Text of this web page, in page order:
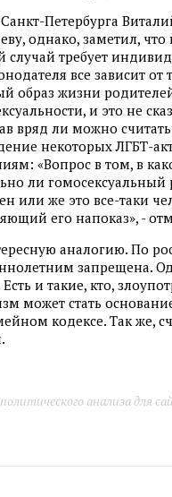
Петербурга
однако, заметил, что
требует
все зависит от
образ жизни
и это не
вряд ли можно
некоторых ЛГБТ-
«Вопрос в том, в
ли гомосексуальный
или же это все-таки
его напоказ», -
аналогию. По
запрещена.
и такие, кто,
может стать
кодексе. Так же,
анализа для